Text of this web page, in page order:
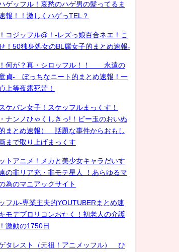
ゲッフル！哀愁のハゲ男の髪ってるま
報！！激しくハゲっTEL？
コジッフル@！-レズっ娘百合ネエ！こ
！50独身処女のBL腐女子的まとめ速報-
何が？真・シロッフル！！ 永遠の
貞- ぼっちなニート的まとめ速報！一
上等夜露死苦！
ケバン女子！スケッフルまっくす！
・ナンノひゃくしきっ!！ビー玉のおいぬ
まとめ速報） 話題な事件からおもし
まで取り上げまっくす
トアニメ！メカと美少女キャラだいす
の非リア充・非モテ星人 ！あらゆるマ
為のマニアックサイト
フル-専業主夫的YOUTUBERまとめ速
モデブロリコンおたく！初老人の介護
激動の1750日
タレスト（元祖！アニメッフル） ひ